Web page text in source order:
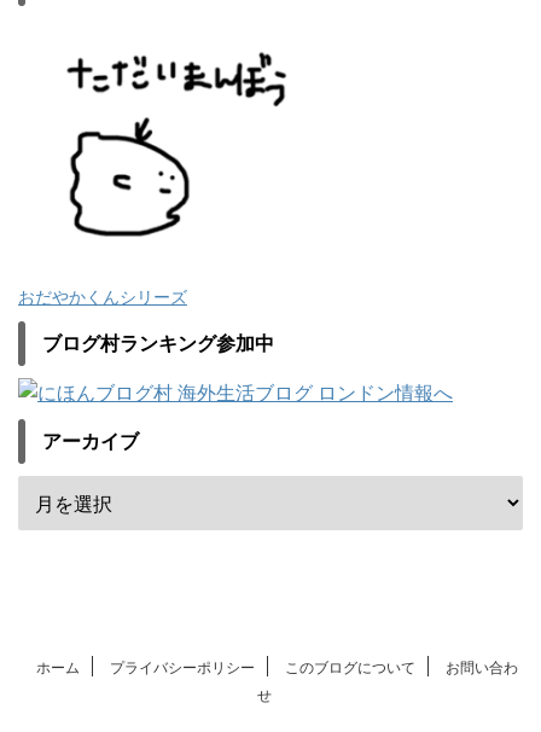
おだやかくんシリーズ
ブログ村ランキング参加中
アーカイブ
ホーム プライバシーポリシー このブログについて
お問い合わ
せ